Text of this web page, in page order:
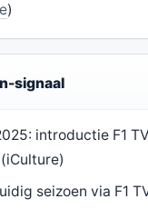
)
signaal
introductie F1
seizoen via F1